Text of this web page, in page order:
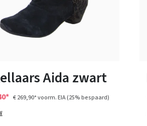
zwart
Aida zwart
€ 269,90*voorm. EIA(25% bespaard)